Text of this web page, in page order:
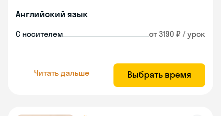
Английский язык
С носителем от 3190 ₽ / урок
Читать дальше Выбрать время